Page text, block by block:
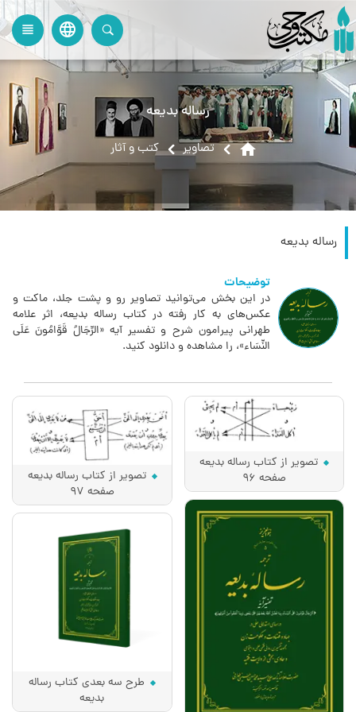
language
view_headline
رساله بدیعه
home تصاویر کتب و آثار
رساله بدیعه
توضیحات
در این بخش می‌توانید تصاویر رو و پشت جلد، ماکت و
عکس‌های به کار رفته در کتاب رساله بدیعه، اثر علامه
طهرانی پیرامون شرح و تفسير آيه «الرِّجَالُ قَوَّامُونَ عَلَي‌
النِّسَاء»، را مشاهده و دانلود کنید.
تصویر از کتاب رساله بدیعه
صفحه 96
تصویر از کتاب رساله بدیعه
صفحه 97
طرح سه بعدی کتاب رساله
بدیعه